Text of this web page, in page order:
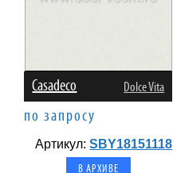
Casadeco Dolce Vita
по запросу
Артикул:SBY18151118
В АРХИВЕ